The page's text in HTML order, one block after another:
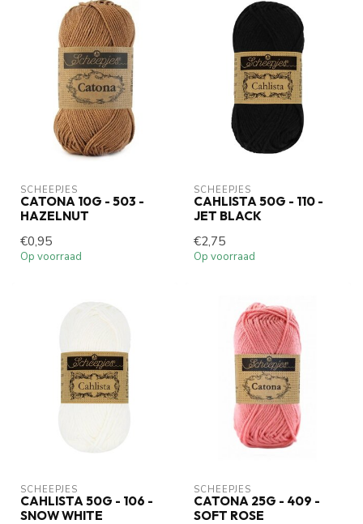
SCHEEPJES
CATONA 10G - 503 -
HAZELNUT
€0,95
Op voorraad
SCHEEPJES
CAHLISTA 50G - 110 -
JET BLACK
€2,75
Op voorraad
SCHEEPJES
CAHLISTA 50G - 106 -
SNOW WHITE
SCHEEPJES
CATONA 25G - 409 -
SOFT ROSE